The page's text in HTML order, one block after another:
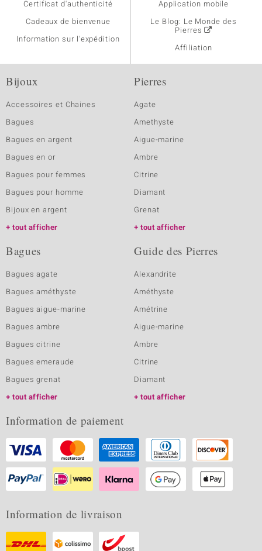
Certificat d'authenticité
Cadeaux de bienvenue
Information sur l'expédition
Application mobile
Le Blog: Le Monde des
Pierres
Affiliation
Bijoux
Accessoires et Chaines
Bagues
Bagues en argent
Bagues en or
Bagues pour femmes
Bagues pour homme
Bijoux en argent
tout afficher
Pierres
Agate
Amethyste
Aigue-marine
Ambre
Citrine
Diamant
Grenat
tout afficher
Bagues
Bagues agate
Bagues améthyste
Bagues aigue-marine
Bagues ambre
Bagues citrine
Bagues emeraude
Bagues grenat
tout afficher
Guide des Pierres
Alexandrite
Améthyste
Amétrine
Aigue-marine
Ambre
Citrine
Diamant
tout afficher
Information de paiement
Information de livraison